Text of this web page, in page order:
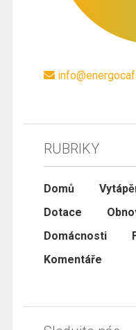
RUBRIKY
Domů
Dotace
Domácnosti
Komentáře